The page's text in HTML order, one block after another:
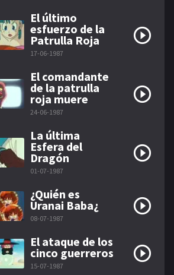
El último
esfuerzo de la
Patrulla Roja
17-06-1987
El comandante
de la patrulla
roja muere
24-06-1987
La última
Esfera del
Dragón
01-07-1987
¿Quién es
Uranai Baba¿
08-07-1987
El ataque de los
cinco guerreros
15-07-1987